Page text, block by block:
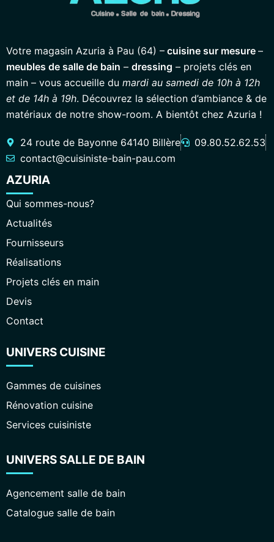
Votre magasin Azuria à Pau (64) – cuisine sur mesure –
meubles de salle de bain – dressing – projets clés en
main – vous accueille du mardi au samedi de 10h à 12h
et de 14h à 19h. Découvrez la sélection d’ambiance & de
matériaux de notre show-room. A bientôt chez Azuria !
24 route de Bayonne 64140 Billère
09.80.52.62.53
contact@cuisiniste-bain-pau.com
AZURIA
Qui sommes-nous?
Actualités
Fournisseurs
Réalisations
Projets clés en main
Devis
Contact
UNIVERS CUISINE
Gammes de cuisines
Rénovation cuisine
Services cuisiniste
UNIVERS SALLE DE BAIN
Agencement salle de bain
Catalogue salle de bain